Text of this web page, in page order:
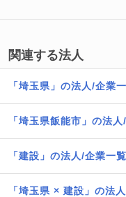
関連する法人
「埼玉県」の法人/企業
「埼玉県飯能市」の法
「建設」の法人/企業一覧
「埼玉県 × 建設」の法